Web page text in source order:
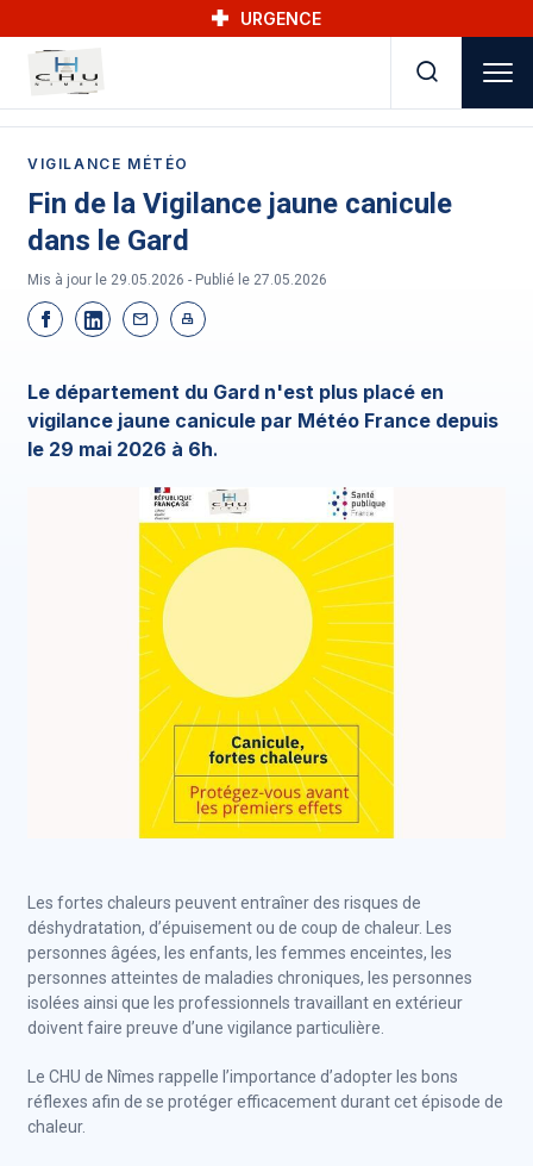
URGENCE
VIGILANCE MÉTÉO
Fin de la Vigilance jaune canicule
dans le Gard
Mis à jour le 29.05.2026 - Publié le 27.05.2026
Le département du Gard n'est plus placé en
vigilance jaune canicule par Météo France depuis
le 29 mai 2026 à 6h.
Les fortes chaleurs peuvent entraîner des risques de
déshydratation, d’épuisement ou de coup de chaleur. Les
personnes âgées, les enfants, les femmes enceintes, les
personnes atteintes de maladies chroniques, les personnes
isolées ainsi que les professionnels travaillant en extérieur
doivent faire preuve d’une vigilance particulière.
Le CHU de Nîmes rappelle l’importance d’adopter les bons
réflexes afin de se protéger efficacement durant cet épisode de
chaleur.